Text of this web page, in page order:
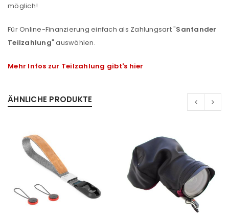
möglich!
Für Online-Finanzierung einfach als Zahlungsart "Santander
Teilzahlung" auswählen.
Mehr Infos zur Teilzahlung gibt's hier
ÄHNLICHE PRODUKTE